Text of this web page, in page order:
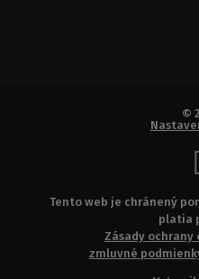
©
Tento web je chránený
platia
Zásady ochrany
zmluvné